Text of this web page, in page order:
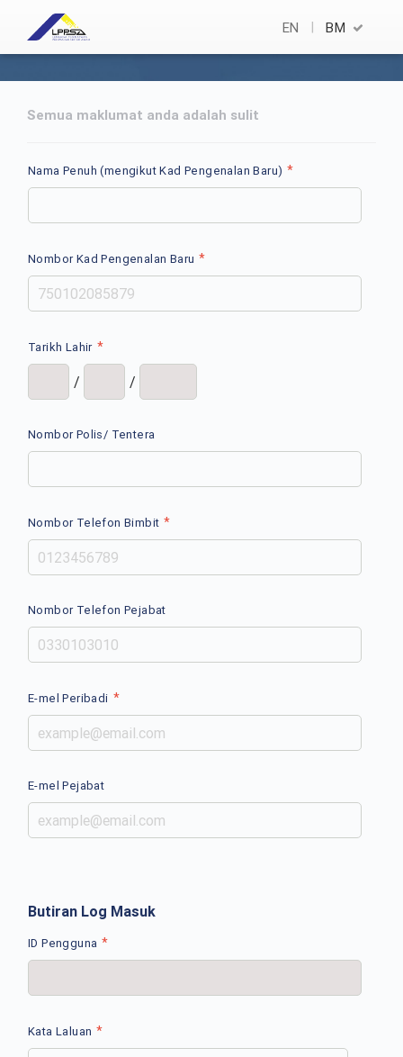
EN BM
Semua maklumat anda adalah sulit
Nama Penuh (mengikut Kad Pengenalan Baru) *
Nombor Kad Pengenalan Baru *
Tarikh Lahir *
/ /
Nombor Polis/ Tentera
Nombor Telefon Bimbit *
Nombor Telefon Pejabat
E-mel Peribadi *
E-mel Pejabat
Butiran Log Masuk
ID Pengguna *
Kata Laluan *